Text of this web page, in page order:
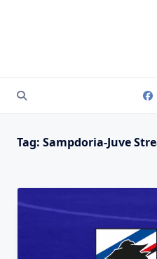
Tag: Sampdoria-Juve